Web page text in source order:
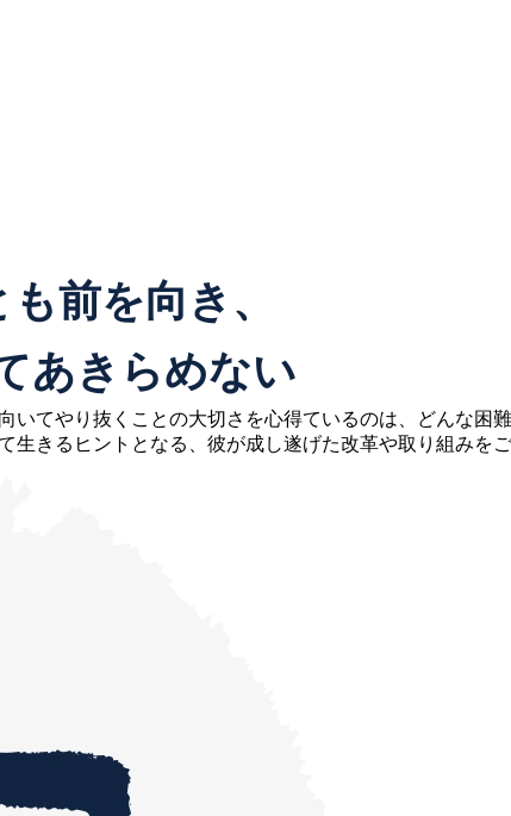
前を向き、
あきらめない
いてやり抜くことの大切さを心得ているのは、どんな困
きるヒントとなる、彼が成し遂げた改革や取り組みをご